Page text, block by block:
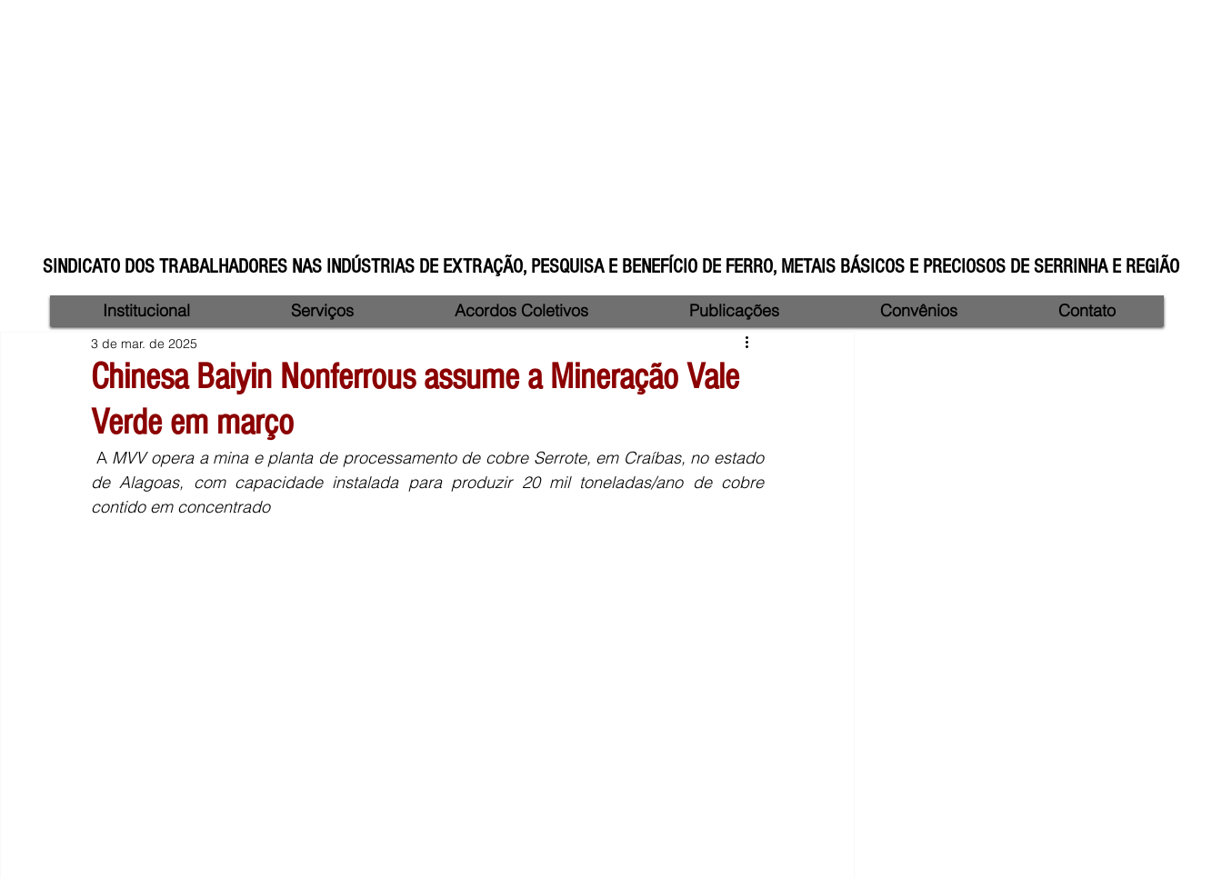
SINDICATO DOS TRABALHADORES NAS INDÚSTRIAS DE EXTRAÇÃO, PESQUISA E BENEFÍCIO DE FERRO, METAIS BÁSICOS E PRECIOSOS DE SERRINHA E REGIÃO
Chinesa Baiyin Nonferrous assume a Mineração Vale
Verde em março
3 de mar. de 2025
A MVV opera a mina e planta de processamento de cobre Serrote, em Craíbas, no estado
de Alagoas, com capacidade instalada para produzir 20 mil toneladas/ano de cobre
contido em concentrado
Institucional Serviços Acordos Coletivos Publicações Convênios Contato